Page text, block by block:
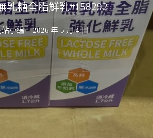
乳糖全脂鮮乳#158292
站小編 - 2026 年 5 月 4 日